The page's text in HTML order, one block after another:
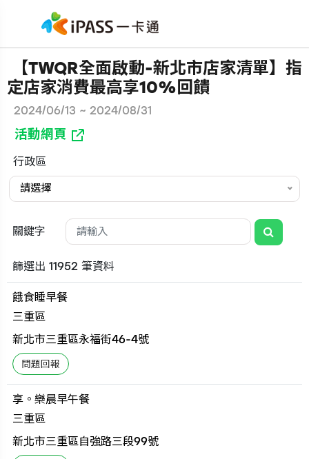
【TWQR全面啟動-新北市店家清單】指
定店家消費最高享10%回饋
2024/06/13 ~ 2024/08/31
活動網頁
行政區
請選擇
關鍵字
篩選出 11952 筆資料
餓食睡早餐
三重區
新北市三重區永福街46-4號
享。樂晨早午餐
三重區
新北市三重區自強路三段99號